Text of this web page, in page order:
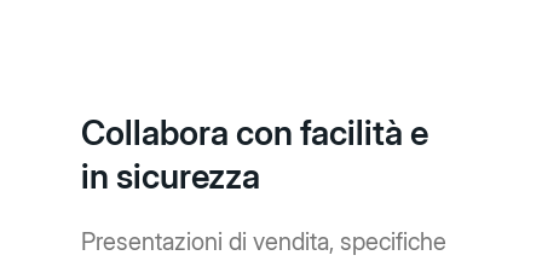
Collabora con facilità e
in sicurezza
Presentazioni di vendita, specifiche